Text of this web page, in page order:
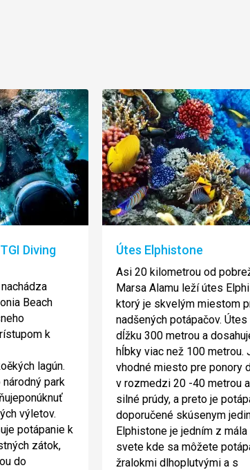
Diving
Beach
k
lagún.
park
výletov.
potápanie k
zátok,
do
Útes Elphistone
Asi 20 kilometrou od
Marsa Alamu leží útes
ktorý je skvelým miestom
nadšených potápačov. Útes
dĺžku 300 metrou a
hĺbky viac než 100 metrou.
vhodné miesto pre ponory
v rozmedzi 20 -40 metrou
silné prúdy, a preto je
doporučené skúsenym
Elphistone je jedním z
svete kde sa môžete
žralokmi dlhoplutvými a s